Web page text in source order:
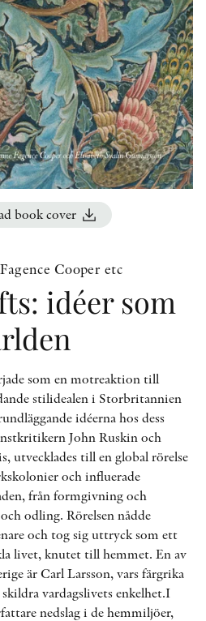
OTHER FORMATS
PEER REVIEW PROCESS
book cover
Cooper etc
idéer som
som en motreaktion till
stilidealen i Storbritannien
idéerna hos dess
John Ruskin och
utvecklades till en global rörelse
och influerade
från formgivning och
odling. Rörelsen nådde
och tog sig uttryck som ett
livet, knutet till hemmet. En av
är Carl Larsson, vars färgrika
vardagslivets enkelhet.I
nedslag i de hemmiljöer,